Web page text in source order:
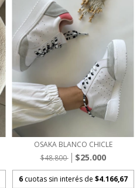
OSAKA BLANCO CHICLE
$48.800
$25.000
6 cuotas sin interés de $4.166,67